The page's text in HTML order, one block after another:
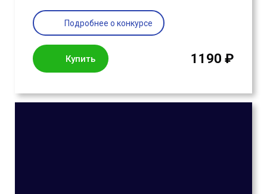
Подробнее о конкурсе
Купить 1190 ₽